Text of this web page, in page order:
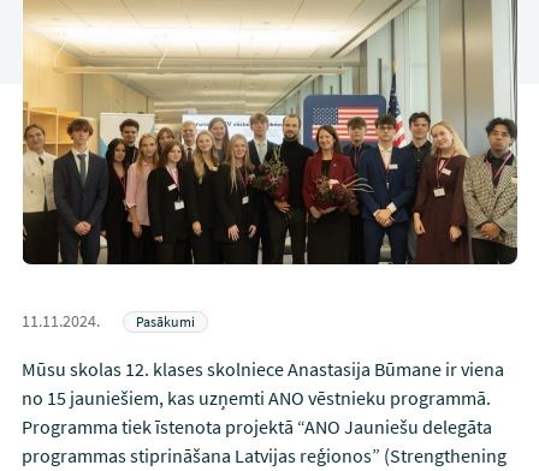
11.11.2024. Pasākumi
Mūsu skolas 12. klases skolniece Anastasija Būmane ir viena
no 15 jauniešiem, kas uzņemti ANO vēstnieku programmā.
Programma tiek īstenota projektā “ANO Jauniešu delegāta
programmas stiprināšana Latvijas reģionos” (Strengthening